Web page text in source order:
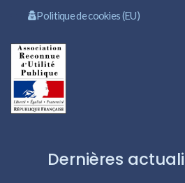
Politique de cookies (EU)
Dernières